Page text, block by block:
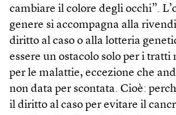
cambiare il colore degli occhi”.
genere si accompagna alla
diritto al caso o alla lotteria
essere un ostacolo solo per i tratti
per le malattie, eccezione che
non data per scontata. Cioè:
il diritto al caso per evitare il